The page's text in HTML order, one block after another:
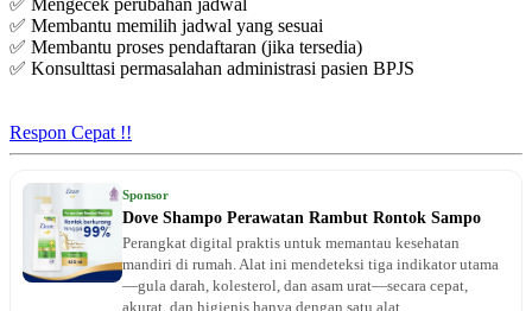
✅ Membantu memilih jadwal yang sesuai
✅ Membantu proses pendaftaran (jika tersedia)
✅ Konsulttasi permasalahan administrasi pasien BPJS
Respon Cepat !!
Sponsor
Dove Shampo Perawatan Rambut Rontok Sampo
Perangkat digital praktis untuk memantau kesehatan
mandiri di rumah. Alat ini mendeteksi tiga indikator utama
—gula darah, kolesterol, dan asam urat—secara cepat,
akurat, dan higienis hanya dengan satu alat